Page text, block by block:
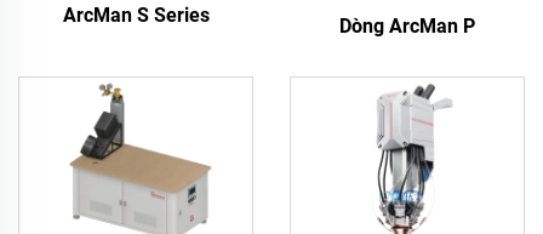
ArcMan S Series Dòng ArcMan P